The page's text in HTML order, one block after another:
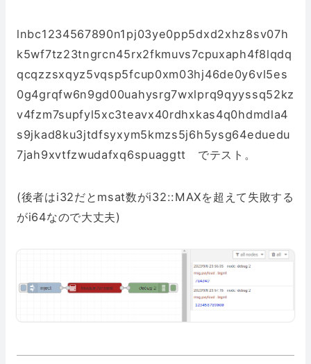
lnbc1234567890n1pj03ye0pp5dxd2xhz8sv07h
k5wf7tz23tngrcn45rx2fkmuvs7cpuxaph4f8lqdq
qcqzzsxqyz5vqsp5fcup0xm03hj46de0y6vl5es
0g4grqfw6n9gd00uahysrg7wxlprq9qyyssq52kz
v4fzm7supfyl5xc3teavx40rdhxkas4q0hdmdla4
s9jkad8ku3jtdfsyxym5kmzs5j6h5ysg64eduedu
7jah9xvtfzwudafxq6spuaggtt でテスト。
(後者はi32だとmsat数がi32::MAXを超えて失敗する
がi64なので大丈夫)